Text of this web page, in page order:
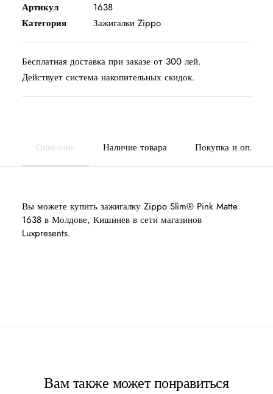
Артикул
1638
Категория
Зажигалки Zippo
Бесплатная доставка при заказе от 300 лей.
Действует система накопительных скидок.
Описание Наличие товара Покупка и оплата
Вы можете купить зажигалку Zippo Slim® Pink Matte
1638 в Молдове, Кишинев в сети магазинов
Luxpresents.
Вам также может понравиться